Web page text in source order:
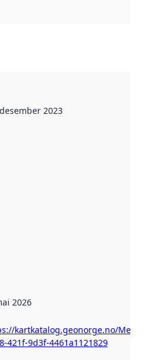
2023
2026
kartkatalog.geonorge.no/
421f-9d3f-4461a1121829